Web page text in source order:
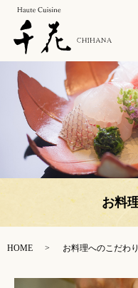
お料
HOME お料理へのこだわり